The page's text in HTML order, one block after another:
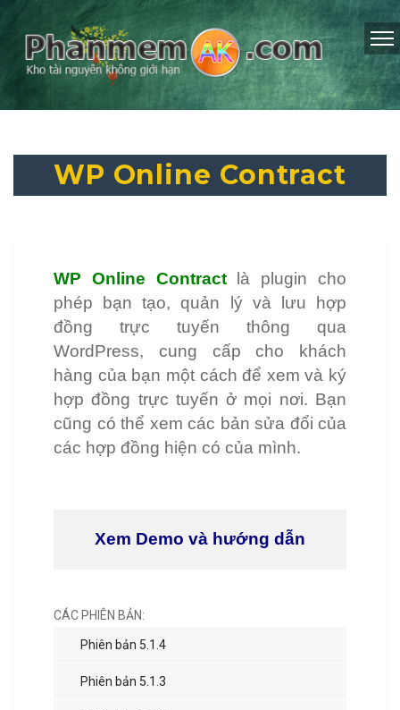
WP Online Contract
WP Online Contractlà plugin cho
phép bạn tạo, quản lý và lưu hợp
đồng trực tuyến thông qua
WordPress, cung cấp cho khách
hàng của bạn một cách để xem và ký
hợp đồng trực tuyến ở mọi nơi. Bạn
cũng có thể xem các bản sửa đổi của
các hợp đồng hiện có của mình.
Xem Demo và hướng dẫn
CÁC PHIÊN BẢN:
Phiên bản 5.1.4
Phiên bản 5.1.3